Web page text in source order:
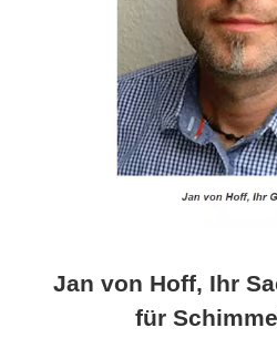
Jan von Hoff, Ihr
für